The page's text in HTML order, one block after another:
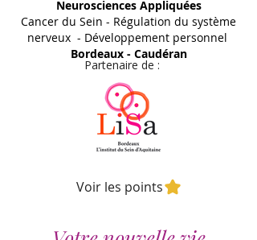
Neurosciences Appliquées
Cancer du Sein - Régulation du système
nerveux - Développement personnel
Bordeaux - Caudéran
Partenaire de :
Voir les points